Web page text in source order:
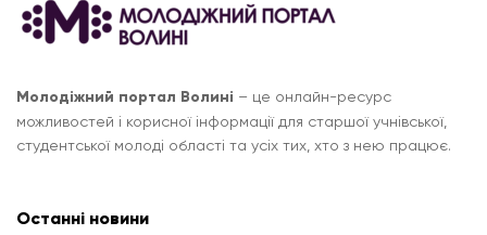
Молодіжний портал Волині – це онлайн-ресурс
можливостей і корисної інформації для старшої учнівської,
студентської молоді області та усіх тих, хто з нею працює.
Останні новини